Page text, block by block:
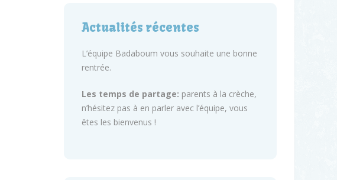
Actualités récentes
L’équipe Badaboum vous souhaite une bonne
rentrée.
Les temps de partage: parents à la crèche,
n’hésitez pas à en parler avec l’équipe, vous
êtes les bienvenus !